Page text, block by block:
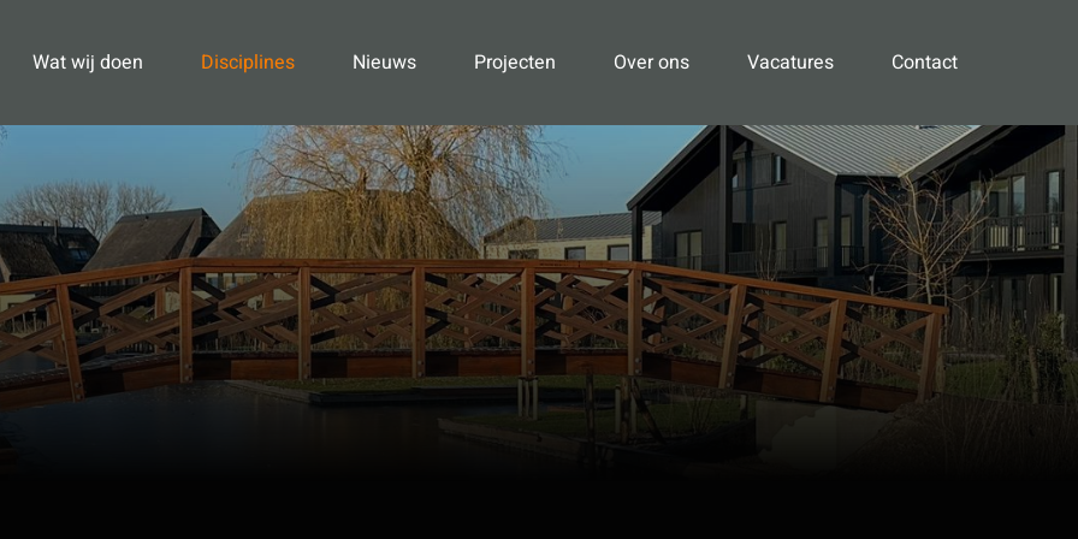
Wat wij doen Disciplines Nieuws Projecten Over ons Vacatures Contact